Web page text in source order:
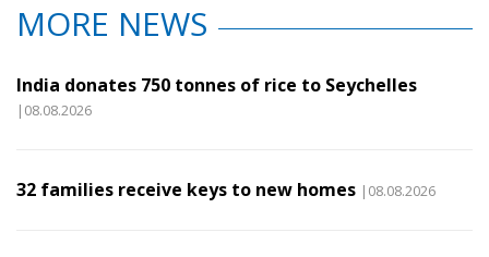
MORE NEWS
India donates 750 tonnes of rice to Seychelles
|08.08.2026
32 families receive keys to new homes |08.08.2026